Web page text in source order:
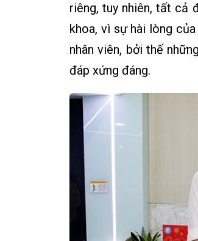
riêng, tuy nhiên, tất cả
khoa, vì sự hài lòng
nhân viên, bởi thế
đáp xứng đáng.